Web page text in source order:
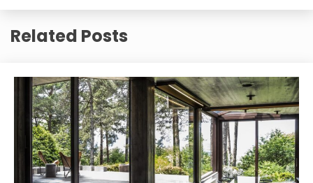
Related Posts